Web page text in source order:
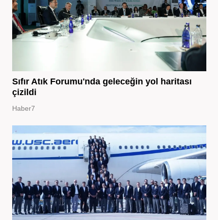
Sıfır Atık Forumu'nda geleceğin yol haritası
çizildi
Haber7